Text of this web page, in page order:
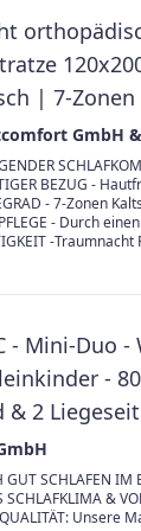
| 7-
| Bezug
GmbH &
mit
Rücken durch
und
BEZUG -
hochwertig
und sorgt für
- 7-Zonen
und 4
durch
- Durch
ist der Bezug
-
Label – die
- Mini-Duo
-
2
Bezug -
GUT SCHLAFEN
wurde
Bedürfnissen
SCHLAFKLIMA &
Klimaband &
QUALITÄT: Unsere